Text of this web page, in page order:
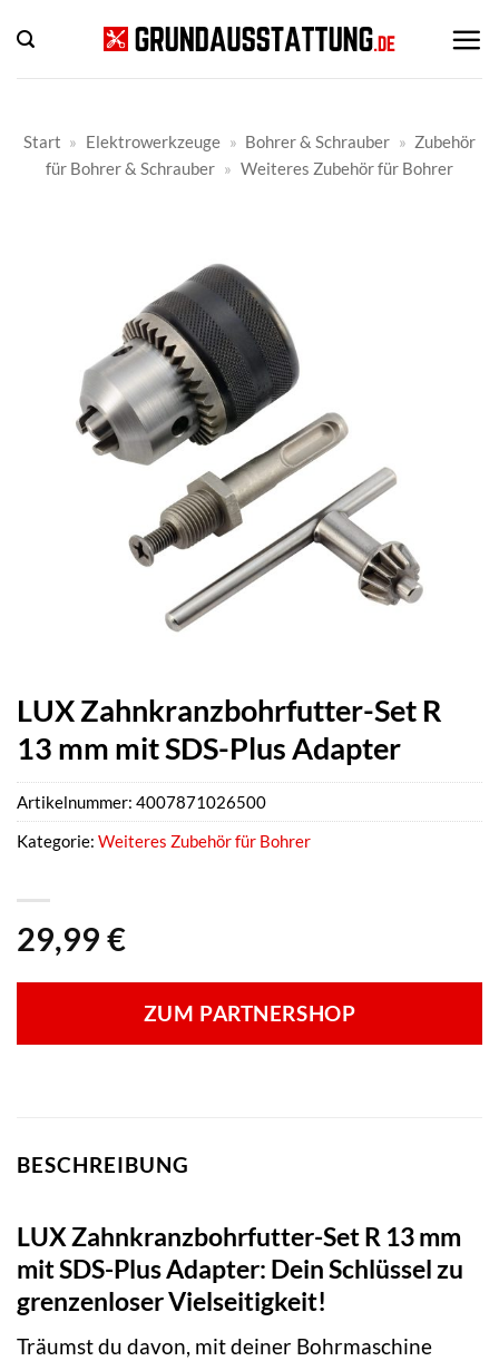
Inhalt
springen
Start » Elektrowerkzeuge » Bohrer & Schrauber » Zubehör
für Bohrer & Schrauber » Weiteres Zubehör für Bohrer
LUX Zahnkranzbohrfutter-Set R
13 mm mit SDS-Plus Adapter
29,99 €
ZUM PARTNERSHOP
Artikelnummer: 4007871026500
Kategorie: Weiteres Zubehör für Bohrer
BESCHREIBUNG
LUX Zahnkranzbohrfutter-Set R 13 mm
mit SDS-Plus Adapter: Dein Schlüssel zu
grenzenloser Vielseitigkeit!
Träumst du davon, mit deiner Bohrmaschine